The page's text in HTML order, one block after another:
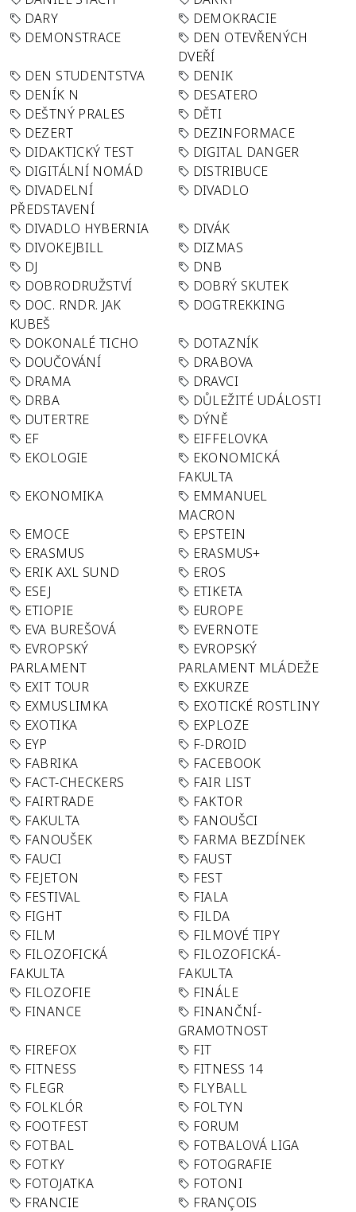
DARY
DEMOKRACIE
DEMONSTRACE
DEN OTEVŘENÝCH
DVEŘÍ
DEN STUDENTSTVA
DENIK
DENÍK N
DESATERO
DEŠTNÝ PRALES
DĚTI
DEZERT
DEZINFORMACE
DIDAKTICKÝ TEST
DIGITAL DANGER
DIGITÁLNÍ NOMÁD
DISTRIBUCE
DIVADELNÍ
PŘEDSTAVENÍ
DIVADLO
DIVADLO HYBERNIA
DIVÁK
DIVOKEJBILL
DIZMAS
DJ
DNB
DOBRODRUŽSTVÍ
DOBRÝ SKUTEK
DOC. RNDR. JAK
KUBEŠ
DOGTREKKING
DOKONALÉ TICHO
DOTAZNÍK
DOUČOVÁNÍ
DRABOVA
DRAMA
DRAVCI
DRBA
DŮLEŽITÉ UDÁLOSTI
DUTERTRE
DÝNĚ
EF
EIFFELOVKA
EKOLOGIE
EKONOMICKÁ
FAKULTA
EKONOMIKA
EMMANUEL
MACRON
EMOCE
EPSTEIN
ERASMUS
ERASMUS+
ERIK AXL SUND
EROS
ESEJ
ETIKETA
ETIOPIE
EUROPE
EVA BUREŠOVÁ
EVERNOTE
EVROPSKÝ
PARLAMENT
EVROPSKÝ
PARLAMENT MLÁDEŽE
EXIT TOUR
EXKURZE
EXMUSLIMKA
EXOTICKÉ ROSTLINY
EXOTIKA
EXPLOZE
EYP
F-DROID
FABRIKA
FACEBOOK
FACT-CHECKERS
FAIR LIST
FAIRTRADE
FAKTOR
FAKULTA
FANOUŠCI
FANOUŠEK
FARMA BEZDÍNEK
FAUCI
FAUST
FEJETON
FEST
FESTIVAL
FIALA
FIGHT
FILDA
FILM
FILMOVÉ TIPY
FILOZOFICKÁ
FAKULTA
FILOZOFICKÁ-
FAKULTA
FILOZOFIE
FINÁLE
FINANCE
FINANČNÍ-
GRAMOTNOST
FIREFOX
FIT
FITNESS
FITNESS 14
FLEGR
FLYBALL
FOLKLÓR
FOLTYN
FOOTFEST
FORUM
FOTBAL
FOTBALOVÁ LIGA
FOTKY
FOTOGRAFIE
FOTOJATKA
FOTONI
FRANCIE
FRANÇOIS